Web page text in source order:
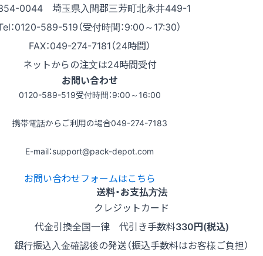
0044 埼玉県入間郡三芳町北永井449-1
：0120-589-519（受付時間：9:00～17:30）
FAX：049-274-7181（24時間）
ネットからの注文は24時間受付
お問い合わせ
0120-589-519受付時間：9:00～16:00
携帯電話からご利用の場合049-274-7183
E-mail：support@pack-depot.com
お問い合わせフォームはこちら
送料・お支払方法
クレジットカード
代金引換全国一律 代引き手数料330円(税込)
銀行振込入金確認後の発送（振込手数料はお客様ご負担）